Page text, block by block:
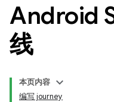
Android
线
本页内容
编写 journey